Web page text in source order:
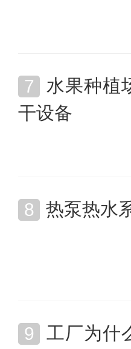
水果种植
干设备
热泵热水
工厂为什